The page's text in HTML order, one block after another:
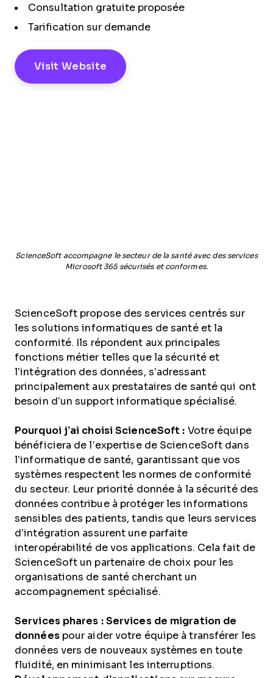
Consultation gratuite proposée
Tarification sur demande
Visit Website
ScienceSoft accompagne le secteur de la santé avec des services
Microsoft 365 sécurisés et conformes.
ScienceSoft propose des services centrés sur
les solutions informatiques de santé et la
conformité. Ils répondent aux principales
fonctions métier telles que la sécurité et
l’intégration des données, s’adressant
principalement aux prestataires de santé qui ont
besoin d’un support informatique spécialisé.
Pourquoi j’ai choisi ScienceSoft : Votre équipe
bénéficiera de l’expertise de ScienceSoft dans
l’informatique de santé, garantissant que vos
systèmes respectent les normes de conformité
du secteur. Leur priorité donnée à la sécurité des
données contribue à protéger les informations
sensibles des patients, tandis que leurs services
d’intégration assurent une parfaite
interopérabilité de vos applications. Cela fait de
ScienceSoft un partenaire de choix pour les
organisations de santé cherchant un
accompagnement spécialisé.
Services phares : Services de migration de
donnéespour aider votre équipe à transférer les
données vers de nouveaux systèmes en toute
fluidité, en minimisant les interruptions.